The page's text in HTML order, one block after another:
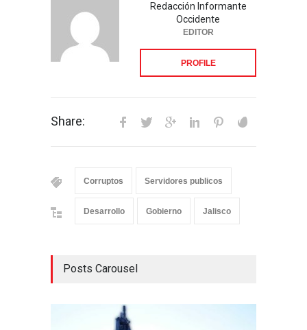
Redacción Informante
Occidente
EDITOR
PROFILE
Share:
Corruptos Servidores publicos
Desarrollo Gobierno Jalisco
Posts Carousel